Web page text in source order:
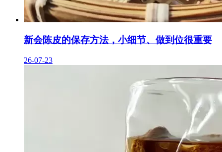
新会陈皮的保存方法，小细节、做到位很重要
26-07-23